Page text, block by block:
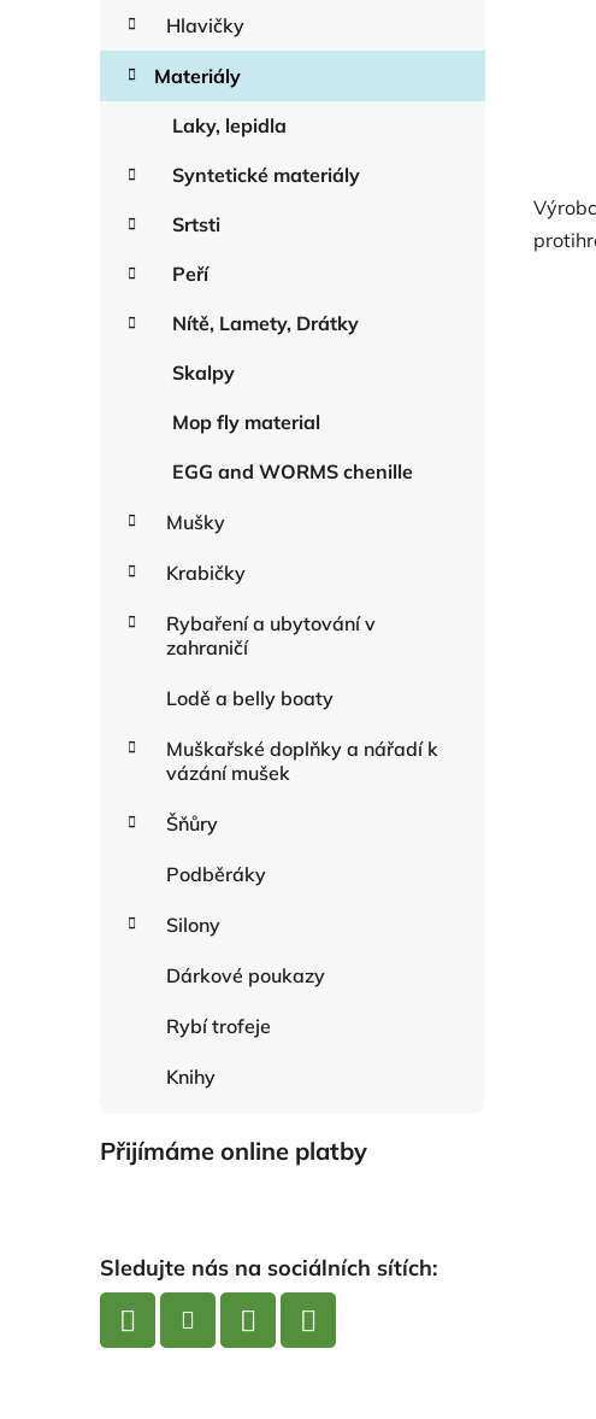
Hlavičky
Materiály
Laky, lepidla
Syntetické materiály
Srtsti
Peří
Nítě, Lamety, Drátky
Skalpy
Mop fly material
EGG and WORMS chenille
Mušky
Krabičky
Rybaření a ubytování v
zahraničí
Lodě a belly boaty
Muškařské doplňky a nářadí k
vázání mušek
Šňůry
Podběráky
Silony
Dárkové poukazy
Rybí trofeje
Knihy
Přijímáme online platby
Sledujte nás na sociálních sítích: